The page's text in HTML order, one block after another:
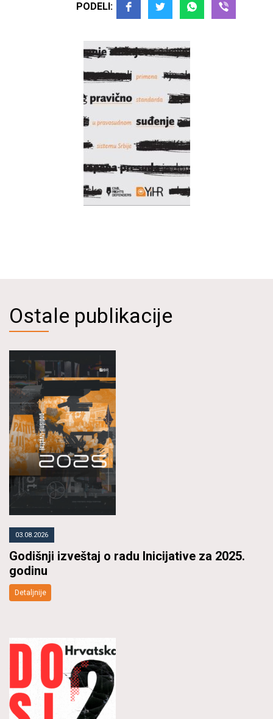
PODELI:
Ostale publikacije
03.08.2026
Godišnji izveštaj o radu Inicijative za 2025.
godinu
Detaljnije